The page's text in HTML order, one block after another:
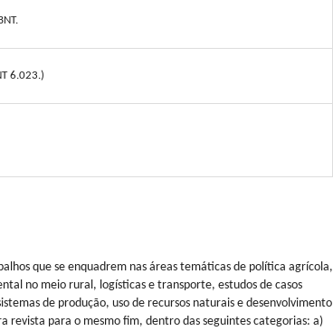
6.023.)
que se enquadrem nas áreas temáticas de política agrícola,
no meio rural, logísticas e transporte, estudos de casos
de produção, uso de recursos naturais e desenvolvimento
revista para o mesmo fim, dentro das seguintes categorias: a)